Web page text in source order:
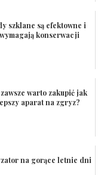
szklane są efektowne i
konserwacji
warto zakupić jak
aparat na zgryz?
na gorące letnie dni